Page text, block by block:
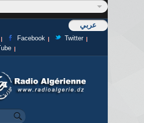
عربي
Facebook
Twitter
de recherche